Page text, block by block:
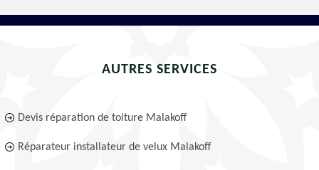
AUTRES SERVICES
Devis réparation de toiture Malakoff
Réparateur installateur de velux Malakoff